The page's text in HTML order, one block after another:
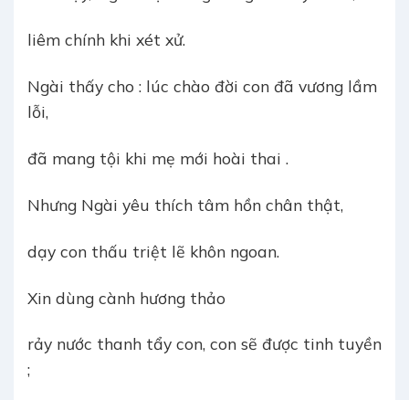
liêm chính khi xét xử.
Ngài thấy cho : lúc chào đời con đã vương lầm
lỗi,
đã mang tội khi mẹ mới hoài thai .
Nhưng Ngài yêu thích tâm hồn chân thật,
dạy con thấu triệt lẽ khôn ngoan.
Xin dùng cành hương thảo
rảy nước thanh tẩy con, con sẽ được tinh tuyền
;